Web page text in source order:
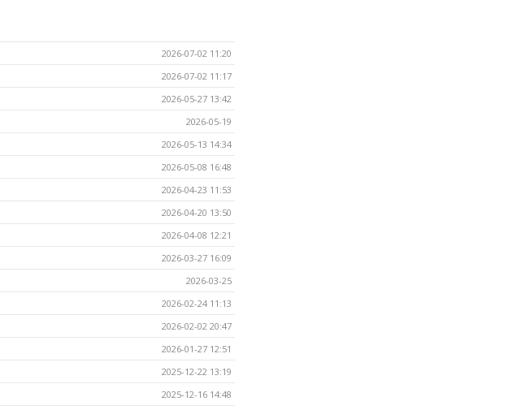
2026-07-02 11:20
2026-07-02 11:17
2026-05-27 13:42
2026-05-19
2026-05-13 14:34
2026-05-08 16:48
2026-04-23 11:53
2026-04-20 13:50
2026-04-08 12:21
2026-03-27 16:09
2026-03-25
2026-02-24 11:13
2026-02-02 20:47
2026-01-27 12:51
2025-12-22 13:19
2025-12-16 14:48